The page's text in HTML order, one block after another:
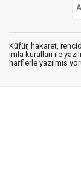
Küfür, hakaret,
imla kuralları ile
harflerle yazılmış